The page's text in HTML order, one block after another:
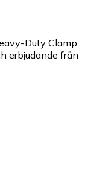
Duty Clamp
erbjudande från